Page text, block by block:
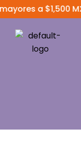
a $1,500 MXN •